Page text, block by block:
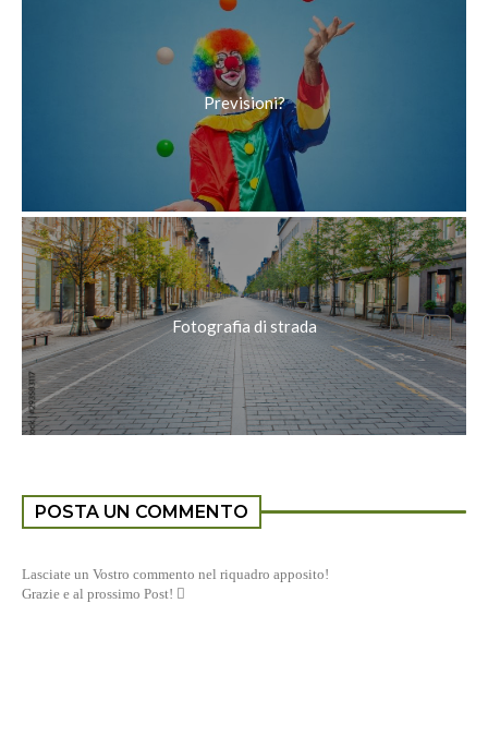
POSTA UN COMMENTO
Lasciate un Vostro commento nel riquadro apposito!
Grazie e al prossimo Post! 